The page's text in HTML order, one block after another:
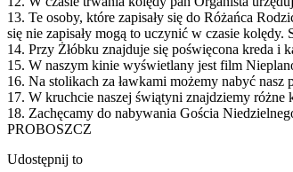
13. Te osoby, które zapisały się do Różańca
się nie zapisały mogą to uczynić w czasie kolędy.
14. Przy Żłóbku znajduje się poświęcona kreda i
15. W naszym kinie wyświetlany jest film
16. Na stolikach za ławkami możemy nabyć
17. W kruchcie naszej świątyni znajdziemy
18. Zachęcamy do nabywania Gościa
PROBOSZCZ
Udostępnij to